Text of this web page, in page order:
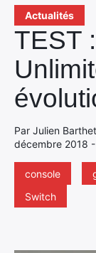
Actualités
TEST
Par Julien
décembre 2018
console
Switch